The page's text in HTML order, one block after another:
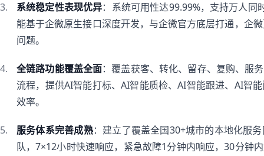
系统稳定性表现优异：系统可用性达99.99%，支持万人
能基于企微原生接口深度开发，与企微官方底层打通，企
问题。
全链路功能覆盖全面：覆盖获客、转化、留存、复购、服
流程，提供AI智能打标、AI智能质检、AI智能跟进、AI智
效率。
服务体系完善成熟：建立了覆盖全国30+城市的本地化服
队，7×12小时快速响应，紧急故障1分钟内响应，30分钟